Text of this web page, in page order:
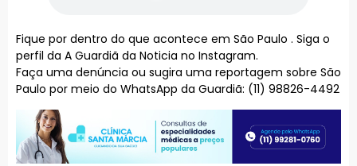
Fique por dentro do que acontece em São Paulo . Siga o
perfil da A Guardiã da Noticia no Instagram.
Faça uma denúncia ou sugira uma reportagem sobre São
Paulo por meio do WhatsApp da Guardiã: (11) 98826-4492